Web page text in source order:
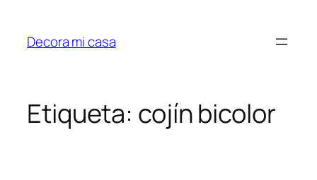
contenido
Decora mi casa
Etiqueta: cojín bicolor